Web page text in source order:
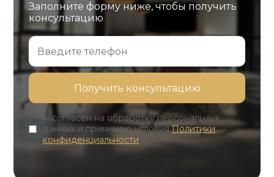
Заполните форму ниже, чтобы получить
консультацию
Я согласен на обработку персональных
данных и принимаю условияПолитики
конфиденциальности